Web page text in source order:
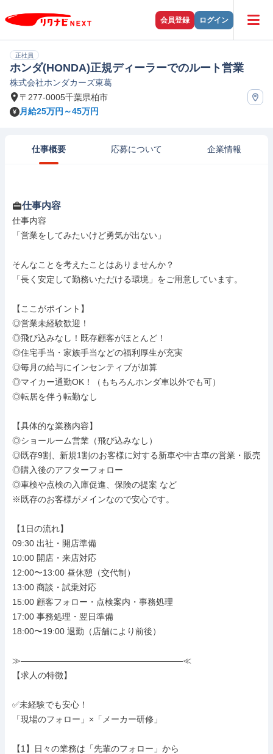
会員登録 ログイン
正社員
ホンダ(HONDA)正規ディーラーでのルート営業
株式会社ホンダカーズ東葛
〒277-0005千葉県柏市
月給25万円～45万円
仕事概要 応募について 企業情報
仕事内容
仕事内容
「営業をしてみたいけど勇気が出ない」
そんなことを考えたことはありませんか？
「長く安定して勤務いただける環境」をご用意しています。
【ここがポイント】
◎営業未経験歓迎！
◎飛び込みなし！既存顧客がほとんど！
◎住宅手当・家族手当などの福利厚生が充実
◎毎月の給与にインセンティブが加算
◎マイカー通勤OK！（もちろんホンダ車以外でも可）
◎転居を伴う転勤なし
【具体的な業務内容】
◎ショールーム営業（飛び込みなし）
◎既存9割、新規1割のお客様に対する新車や中古車の営業・販売
◎購入後のアフターフォロー
◎車検や点検の入庫促進、保険の提案 など
※既存のお客様がメインなので安心です。
【1日の流れ】
09:30 出社・開店準備
10:00 開店・来店対応
12:00〜13:00 昼休憩（交代制）
13:00 商談・試乗対応
15:00 顧客フォロー・点検案内・事務処理
17:00 事務処理・翌日準備
18:00〜19:00 退勤（店舗により前後）
≫———————————————————≪
【求人の特徴】
✅未経験でも安心！
「現場のフォロー」×「メーカー研修」
【1】日々の業務は「先輩のフォロー」から